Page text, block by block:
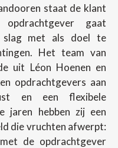
staat de klant
gaat
slag met als doel te
Het team van
uit Léon Hoenen en
opdrachtgevers aan
en een flexibele
jaren hebben zij een
die vruchten afwerpt:
de opdrachtgever